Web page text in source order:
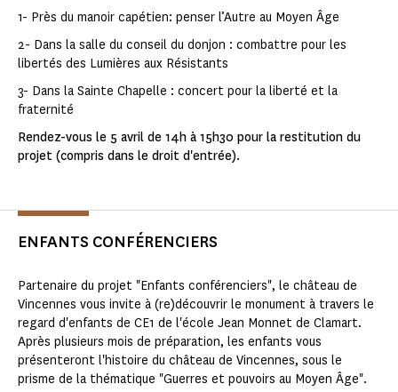
1- Près du manoir capétien: penser l’Autre au Moyen Âge
2- Dans la salle du conseil du donjon : combattre pour les
libertés des Lumières aux Résistants
3- Dans la Sainte Chapelle : concert pour la liberté et la
fraternité
Rendez-vous le 5 avril de 14h à 15h30 pour la restitution du
projet (compris dans le droit d'entrée).
ENFANTS CONFÉRENCIERS
Partenaire du projet "Enfants conférenciers", le château de
Vincennes vous invite à (re)découvrir le monument à travers le
regard d'enfants de CE1 de l'école Jean Monnet de Clamart.
Après plusieurs mois de préparation, les enfants vous
présenteront l'histoire du château de Vincennes, sous le
prisme de la thématique "Guerres et pouvoirs au Moyen Âge".